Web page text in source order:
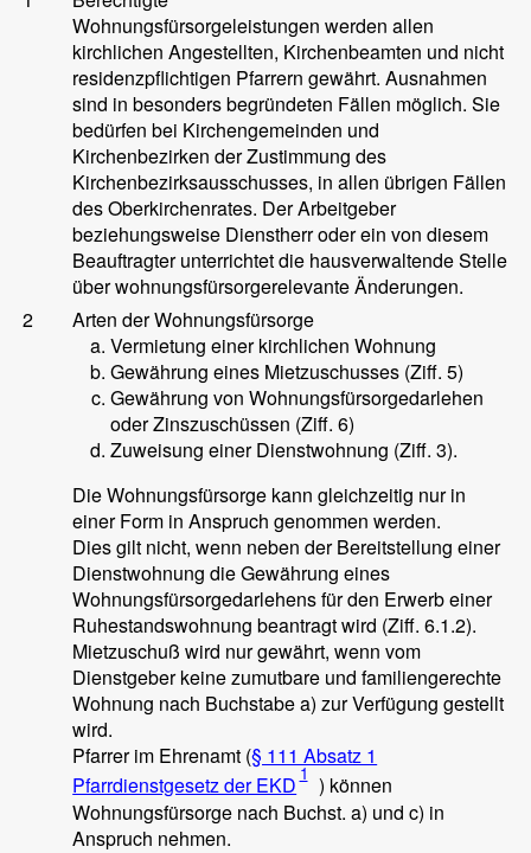
Wohnungsfürsorgeleistungen werden allen
kirchlichen Angestellten, Kirchenbeamten und nicht
residenzpflichtigen Pfarrern gewährt. Ausnahmen
sind in besonders begründeten Fällen möglich. Sie
bedürfen bei Kirchengemeinden und
Kirchenbezirken der Zustimmung des
Kirchenbezirksausschusses, in allen übrigen Fällen
des Oberkirchenrates. Der Arbeitgeber
beziehungsweise Dienstherr oder ein von diesem
Beauftragter unterrichtet die hausverwaltende Stelle
über wohnungsfürsorgerelevante Änderungen.
2
Arten der Wohnungsfürsorge
Vermietung einer kirchlichen Wohnung
Gewährung eines Mietzuschusses (Ziff. 5)
Gewährung von Wohnungsfürsorgedarlehen
oder Zinszuschüssen (Ziff. 6)
Zuweisung einer Dienstwohnung (Ziff. 3).
Die Wohnungsfürsorge kann gleichzeitig nur in
einer Form in Anspruch genommen werden.
Dies gilt nicht, wenn neben der Bereitstellung einer
Dienstwohnung die Gewährung eines
Wohnungsfürsorgedarlehens für den Erwerb einer
Ruhestandswohnung beantragt wird (Ziff. 6.1.2).
Mietzuschuß wird nur gewährt, wenn vom
Dienstgeber keine zumutbare und familiengerechte
Wohnung nach Buchstabe a) zur Verfügung gestellt
wird.
Pfarrer im Ehrenamt (§ 111 Absatz 1
Pfarrdienstgesetz der EKD1 ) können
Wohnungsfürsorge nach Buchst. a) und c) in
Anspruch nehmen.